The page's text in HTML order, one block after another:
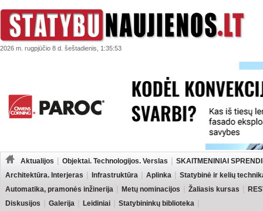
2026 m. rugpjūčio 8 d. šeštadienis, 1:35:53
Aktualijos Objektai. Technologijos. Verslas
SKAITMENINIAI
Architektūra. Interjeras
Infrastruktūra Aplinka
Statybinė ir kelių
Automatika, pramonės inžinerija
Metų nominacijos Žaliasis kursas
Diskusijos
Galerija Leidiniai Statybininkų biblioteka